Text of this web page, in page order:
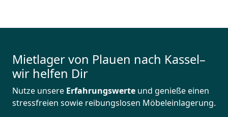
Mietlager von Plauen nach Kassel–
wir helfen Dir
Nutze unsere Erfahrungswerte und genieße einen
stressfreien sowie reibungslosen Möbeleinlagerung.